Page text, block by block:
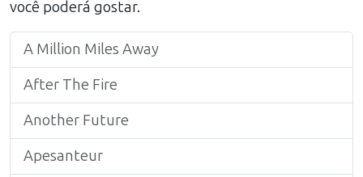
você poderá gostar.
A Million Miles Away
After The Fire
Another Future
Apesanteur